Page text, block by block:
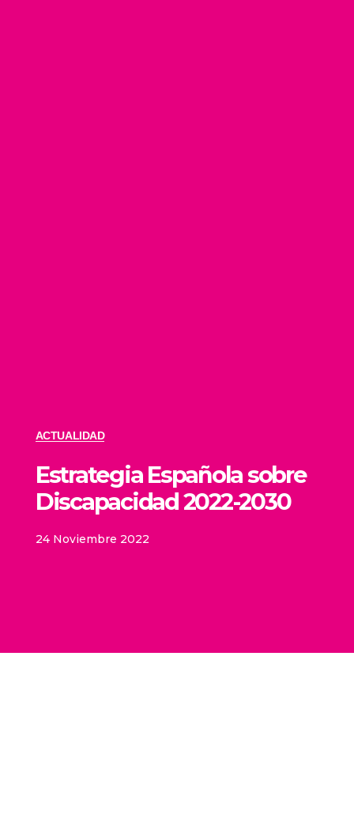
ACTUALIDAD
Estrategia Española sobre
Discapacidad 2022-2030
24 Noviembre 2022